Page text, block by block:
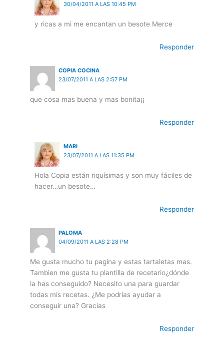
30/04/2011 A LAS 10:45 PM
y ricas a mi me encantan un besote Merce
Responder
COPIA COCINA
23/07/2011 A LAS 2:57 PM
que cosa mas buena y mas bonita¡¡
Responder
MARI
23/07/2011 A LAS 11:35 PM
Hola Copia están riquísimas y son muy fáciles de
hacer…un besote…
Responder
PALOMA
04/09/2011 A LAS 2:28 PM
Me gusta mucho tu pagina y estas tartaletas mas.
Tambien me gusta tu plantilla de recetario¿dónde
la has conseguido? Necesito una para guardar
todas mis recetas. ¿Me podrías ayudar a
conseguir una? Gracias
Responder